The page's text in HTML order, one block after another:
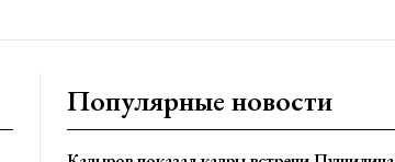
Популярные новости